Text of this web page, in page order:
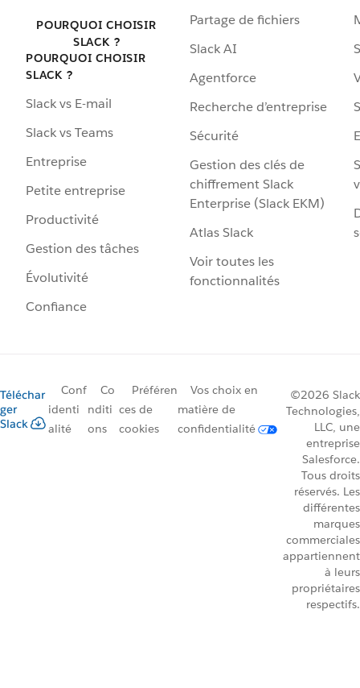
POURQUOI CHOISIR
SLACK ?
POURQUOI CHOISIR
SLACK ?
Slack vs E-mail
Slack vs Teams
Entreprise
Petite entreprise
Productivité
Gestion des tâches
Évolutivité
Confiance
Partage de fichiers
Slack AI
Agentforce
Recherche d’entreprise
Sécurité
Gestion des clés de
chiffrement Slack
Enterprise (Slack EKM)
Atlas Slack
Voir toutes les
fonctionnalités
Téléchar
ger
Slack
Conf
identi
alité
Co
nditi
ons
Préféren
ces de
cookies
Vos choix en
matière de
confidentialité
©2026 Slack
Technologies,
LLC, une
entreprise
Salesforce.
Tous droits
réservés. Les
différentes
marques
commerciales
appartiennent
à leurs
propriétaires
respectifs.